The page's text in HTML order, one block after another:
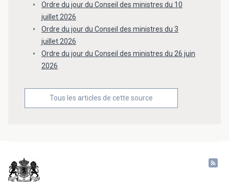
Ordre du jour du Conseil des ministres du 10
juillet 2026
Ordre du jour du Conseil des ministres du 3
juillet 2026
Ordre du jour du Conseil des ministres du 26 juin
2026
Tous les articles de cette source